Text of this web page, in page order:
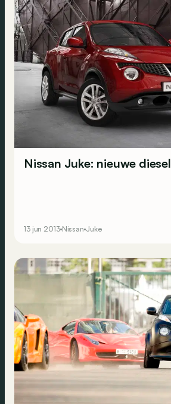
Nissan Juke: nieuwe diesel
13 jun 2013 Nissan Juke